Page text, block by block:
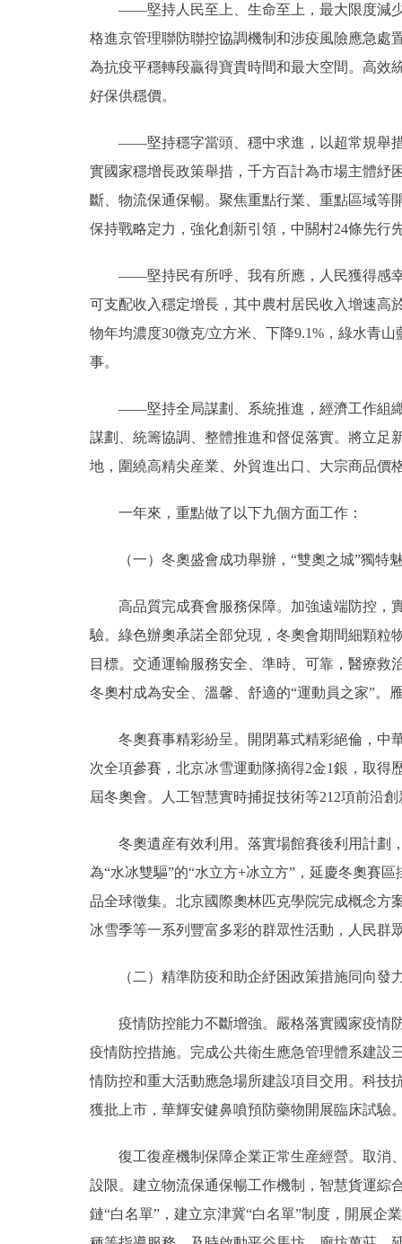
——堅持人民至上、生命至上，最大限度減少
格進京管理聯防聯控協調機制和涉疫風險應急處
為抗疫平穩轉段贏得寶貴時間和最大空間。高效
好保供穩價。
——堅持穩字當頭、穩中求進，以超常規舉措
實國家穩增長政策舉措，千方百計為市場主體紓
斷、物流保通保暢。聚焦重點行業、重點區域等
保持戰略定力，強化創新引領，中關村24條先行
——堅持民有所呼、我有所應，人民獲得感幸
可支配收入穩定增長，其中農村居民收入增速高
物年均濃度30微克/立方米、下降9.1%，綠水青
事。
——堅持全局謀劃、系統推進，經濟工作組織
謀劃、統籌協調、整體推進和督促落實。將立足
地，圍繞高精尖産業、外貿進出口、大宗商品價
一年來，重點做了以下九個方面工作：
（一）冬奧盛會成功舉辦，“雙奧之城”獨特
高品質完成賽會服務保障。加強遠端防控，實
驗。綠色辦奧承諾全部兌現，冬奧會期間細顆粒
目標。交通運輸服務安全、準時、可靠，醫療救
冬奧村成為安全、溫馨、舒適的“運動員之家”。
冬奧賽事精彩紛呈。開閉幕式精彩絕倫，中華
次全項參賽，北京冰雪運動隊摘得2金1銀，取
屆冬奧會。人工智慧實時捕捉技術等212項前沿
冬奧遺産有效利用。落實場館賽後利用計劃，
為“水冰雙驅”的“水立方+冰立方”，延慶冬奧賽
品全球徵集。北京國際奧林匹克學院完成概念方
冰雪季等一系列豐富多彩的群眾性活動，人民群
（二）精準防疫和助企紓困政策措施同向發
疫情防控能力不斷增強。嚴格落實國家疫情防
疫情防控措施。完成公共衛生應急管理體系建設
情防控和重大活動應急場所建設項目交用。科技
獲批上市，華輝安健鼻噴預防藥物開展臨床試驗
復工復産機制保障企業正常生産經營。取消、
設限。建立物流保通保暢工作機制，智慧貨運綜
鏈“白名單”，建立京津冀“白名單”制度，開展企